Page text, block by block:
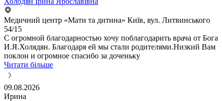
Медичний центр «Мати та дитина» Київ, вул. Литвинського
54/15
С огромной благодарностью хочу поблагодарить врача от Бога
И.Я.Холядян. Благодаря ей мы стали родителями.Низкий Вам
поклон и огромное спасибо за доченьку
Читати більше
09.08.2026
Ирина